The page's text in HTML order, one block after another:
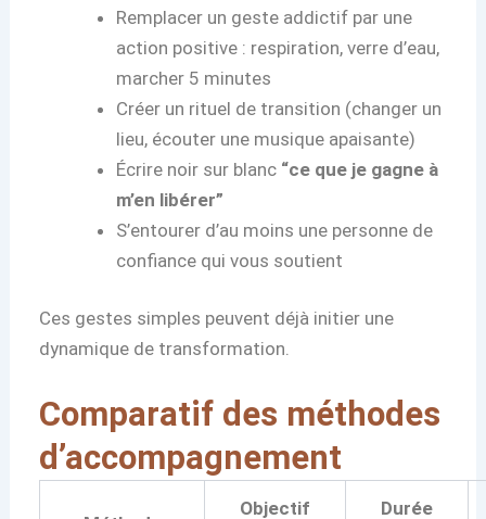
Remplacer un geste addictif par une
action positive : respiration, verre d’eau,
marcher 5 minutes
Créer un rituel de transition (changer un
lieu, écouter une musique apaisante)
Écrire noir sur blanc “ce que je gagne à
m’en libérer”
S’entourer d’au moins une personne de
confiance qui vous soutient
Ces gestes simples peuvent déjà initier une
dynamique de transformation.
Comparatif des méthodes
d’accompagnement
Objectif
Durée